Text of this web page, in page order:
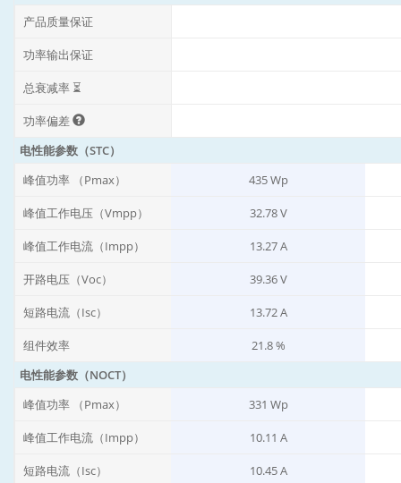
产品质量保证
功率输出保证
总衰减率 ⏳
功率偏差
电性能参数（STC）
峰值功率 （Pmax）
435 Wp
峰值工作电压（Vmpp） 32.78 V
峰值工作电流（Impp） 13.27 A
开路电压（Voc） 39.36 V
短路电流（Isc） 13.72 A
组件效率
21.8 %
电性能参数（NOCT）
峰值功率 （Pmax）
331 Wp
峰值工作电流（Impp） 10.11 A
短路电流（Isc） 10.45 A